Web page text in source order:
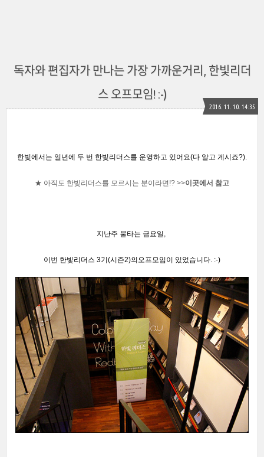
독자와 편집자가 만나는 가장 가까운거리, 한빛리더
스 오프모임! :-)
2016. 11. 10. 14:35
한빛에서는 일년에 두 번 한빛리더스를 운영하고 있어요(다 알고 계시죠?).
★ 아직도 한빛리더스를 모르시는 분이라면!? >>이곳에서 참고
지난주 불타는 금요일,
이번 한빛리더스 3기(시즌2)의 오프모임이 있었습니다. :-)